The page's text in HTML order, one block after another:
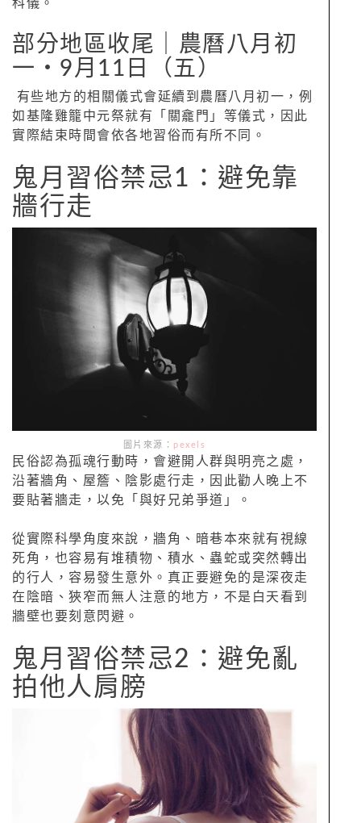
科儀。
部分地區收尾｜農曆八月初
一‧9月11日（五）
有些地方的相關儀式會延續到農曆八月初一，例
如基隆雞籠中元祭就有「關龕門」等儀式，因此
實際結束時間會依各地習俗而有所不同。
鬼月習俗禁忌1：避免靠
牆行走
圖片來源： pexels
民俗認為孤魂行動時，會避開人群與明亮之處，
沿著牆角、屋簷、陰影處行走，因此勸人晚上不
要貼著牆走，以免「與好兄弟爭道」。
從實際科學角度來說，牆角、暗巷本來就有視線
死角，也容易有堆積物、積水、蟲蛇或突然轉出
的行人，容易發生意外。真正要避免的是深夜走
在陰暗、狹窄而無人注意的地方，不是白天看到
牆壁也要刻意閃避。
鬼月習俗禁忌2：避免亂
拍他人肩膀